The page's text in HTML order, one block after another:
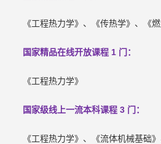
《工程热力学》、《传热学》、《燃
国家精品在线开放课程 1 门：
《工程热力学》
国家级线上一流本科课程 3 门：
《工程热力学》、《流体机械基础